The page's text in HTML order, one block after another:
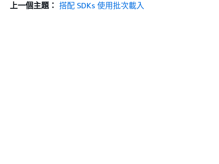
上一個主題： 搭配 SDKs 使用批次載入